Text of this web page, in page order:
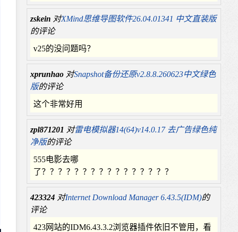
zskein 对XMind思维导图软件26.04.01341 中文直装版
的评论
v25的没问题吗？
xprunhao 对Snapshot备份还原v2.8.8.260623中文绿色
版的评论
这个非常好用
zpl871201 对雷电模拟器14(64)v14.0.17 去广告绿色纯
净版的评论
555电影去哪
了？？？？？？？？？？？？？？？？
423324 对Internet Download Manager 6.43.5(IDM)的
评论
423网站的IDM6.43.3.2浏览器插件依旧不管用，看